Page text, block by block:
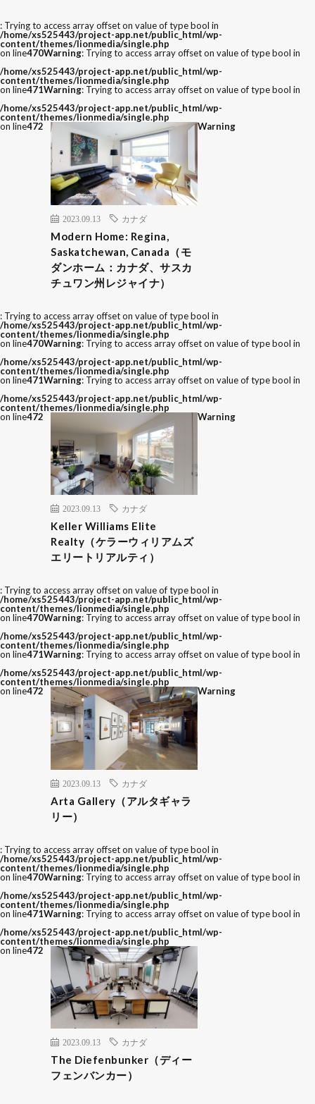
: Trying to access array offset on value of type bool in
/home/xs525443/project-app.net/public_html/wp-
content/themes/lionmedia/single.php
on line470Warning: Trying to access array offset on value of type bool in
/home/xs525443/project-app.net/public_html/wp-
content/themes/lionmedia/single.php
on line471Warning: Trying to access array offset on value of type bool in
/home/xs525443/project-app.net/public_html/wp-
content/themes/lionmedia/single.php
on line472
2023.09.13 カナダ
Modern Home: Regina,
Saskatchewan, Canada（モ
ダンホーム：カナダ、サスカ
チュワン州レジャイナ）
Warning
: Trying to access array offset on value of type bool in
/home/xs525443/project-app.net/public_html/wp-
content/themes/lionmedia/single.php
on line470Warning: Trying to access array offset on value of type bool in
/home/xs525443/project-app.net/public_html/wp-
content/themes/lionmedia/single.php
on line471Warning: Trying to access array offset on value of type bool in
/home/xs525443/project-app.net/public_html/wp-
content/themes/lionmedia/single.php
on line472
2023.09.13 カナダ
Keller Williams Elite
Realty（ケラーウィリアムズ
エリートリアルティ）
Warning
: Trying to access array offset on value of type bool in
/home/xs525443/project-app.net/public_html/wp-
content/themes/lionmedia/single.php
on line470Warning: Trying to access array offset on value of type bool in
/home/xs525443/project-app.net/public_html/wp-
content/themes/lionmedia/single.php
on line471Warning: Trying to access array offset on value of type bool in
/home/xs525443/project-app.net/public_html/wp-
content/themes/lionmedia/single.php
on line472
2023.09.13 カナダ
Arta Gallery（アルタギャラ
リー）
Warning
: Trying to access array offset on value of type bool in
/home/xs525443/project-app.net/public_html/wp-
content/themes/lionmedia/single.php
on line470Warning: Trying to access array offset on value of type bool in
/home/xs525443/project-app.net/public_html/wp-
content/themes/lionmedia/single.php
on line471Warning: Trying to access array offset on value of type bool in
/home/xs525443/project-app.net/public_html/wp-
content/themes/lionmedia/single.php
on line472
2023.09.13 カナダ
The Diefenbunker（ディー
フェンバンカー）